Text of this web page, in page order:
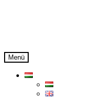
Menü